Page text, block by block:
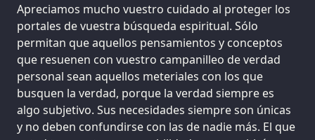
Apreciamos mucho vuestro cuidado al proteger los
portales de vuestra búsqueda espiritual. Sólo
permitan que aquellos pensamientos y conceptos
que resuenen con vuestro campanilleo de verdad
personal sean aquellos meteriales con los que
busquen la verdad, porque la verdad siempre es
algo subjetivo. Sus necesidades siempre son únicas
y no deben confundirse con las de nadie más. El que